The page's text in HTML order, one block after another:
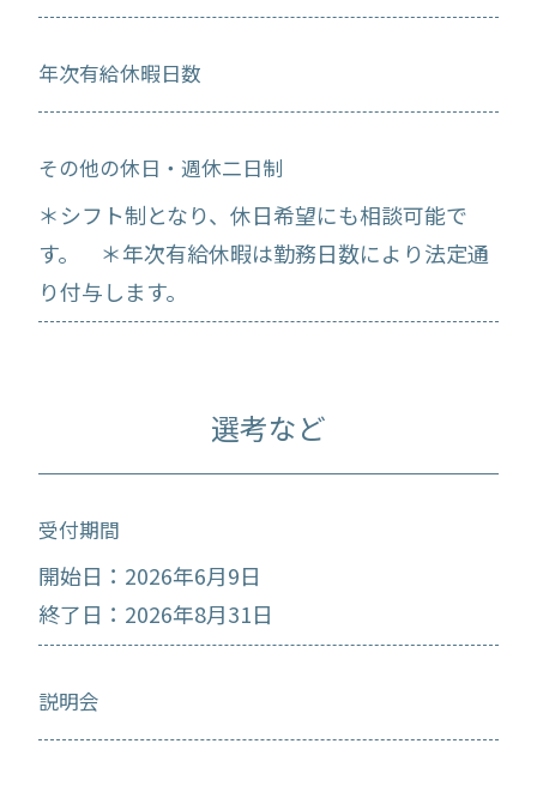
年次有給休暇日数
その他の休日・週休二日制
＊シフト制となり、休日希望にも相談可能で
す。 ＊年次有給休暇は勤務日数により法定通
り付与します。
選考など
受付期間
開始日：2026年6月9日
終了日：2026年8月31日
説明会